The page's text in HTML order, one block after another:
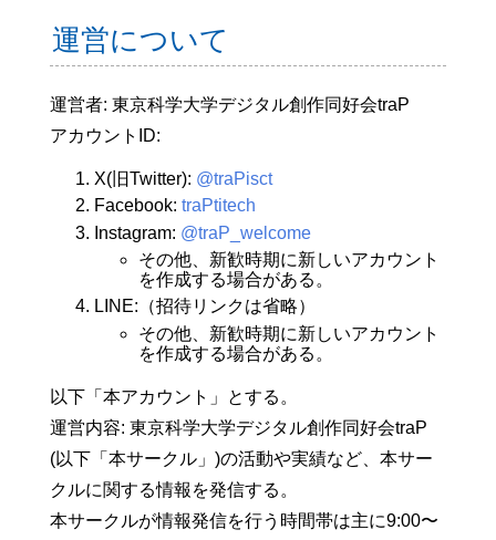
運営について
運営者: 東京科学大学デジタル創作同好会traP
アカウントID:
X(旧Twitter): @traPisct
Facebook: traPtitech
Instagram: @traP_welcome
その他、新歓時期に新しいアカウント
を作成する場合がある。
LINE:（招待リンクは省略）
その他、新歓時期に新しいアカウント
を作成する場合がある。
以下「本アカウント」とする。
運営内容: 東京科学大学デジタル創作同好会traP
(以下「本サークル」)の活動や実績など、本サー
クルに関する情報を発信する。
本サークルが情報発信を行う時間帯は主に9:00〜